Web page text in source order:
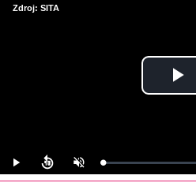
Play UnmuteLoaded:
0%
Zdroj: SITA